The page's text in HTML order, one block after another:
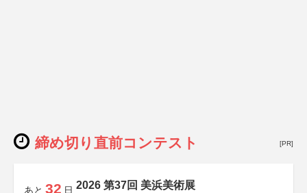
締め切り直前コンテスト [PR]
あと 32 日 2026 第37回 美浜美術展